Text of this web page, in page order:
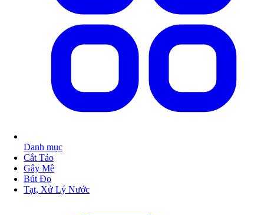
Danh mục
Cắt Tảo
Gây Mê
Bút Đo
Tạt, Xử Lý Nước